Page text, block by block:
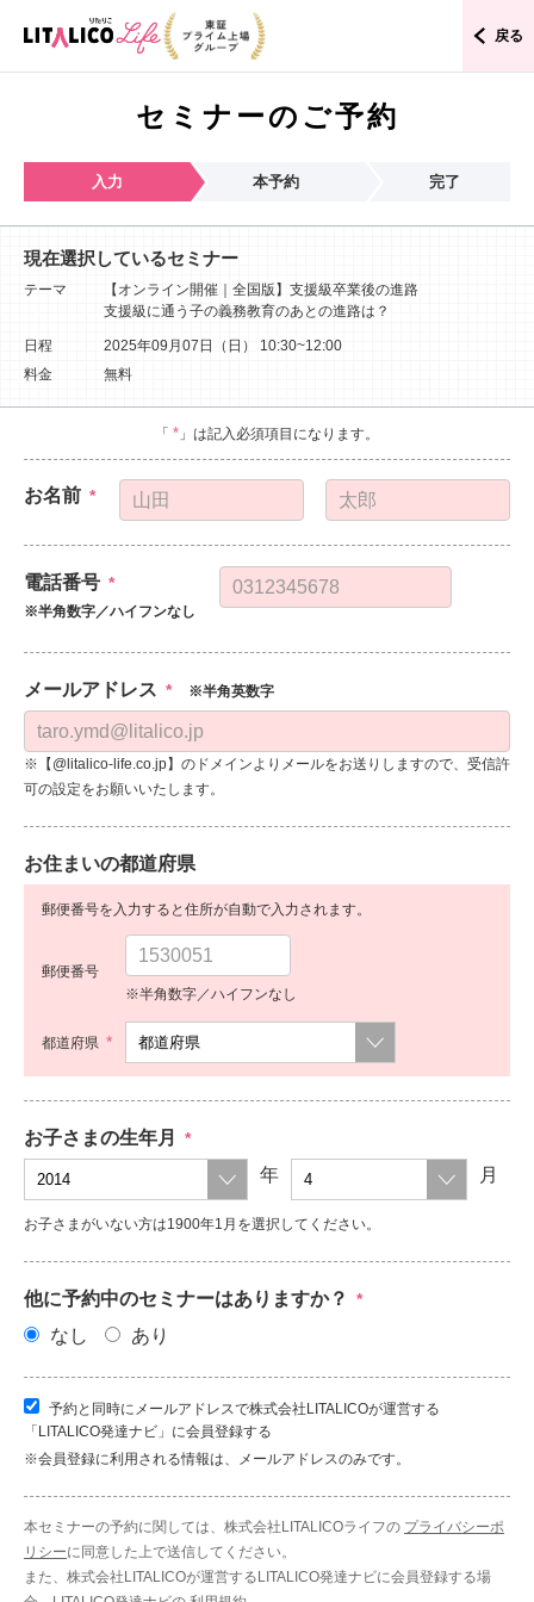
戻る
セミナーのご予約
入力 本予約 完了
現在選択しているセミナー
テーマ
【オンライン開催｜全国版】支援級卒業後の進路
支援級に通う子の義務教育のあとの進路は？
日程 2025年09月07日（日） 10:30~12:00
料金
無料
「 * 」は記入必須項目になります。
お名前 *
電話番号 *
※半角数字／ハイフンなし
メールアドレス * ※半角英数字
※【@litalico-life.co.jp】のドメインよりメールをお送りしますので、受信許
可の設定をお願いいたします。
お住まいの都道府県
郵便番号を入力すると住所が自動で入力されます。
郵便番号
※半角数字／ハイフンなし
都道府県 *
お子さまの生年月 *
年 月
お子さまがいない方は1900年1月を選択してください。
他に予約中のセミナーはありますか？ *
なし あり
予約と同時にメールアドレスで株式会社LITALICOが運営する
「LITALICO発達ナビ」に会員登録する
※会員登録に利用される情報は、メールアドレスのみです。
本セミナーの予約に関しては、株式会社LITALICOライフの プライバシーポ
リシーに同意した上で送信してください。
また、株式会社LITALICOが運営するLITALICO発達ナビに会員登録する場